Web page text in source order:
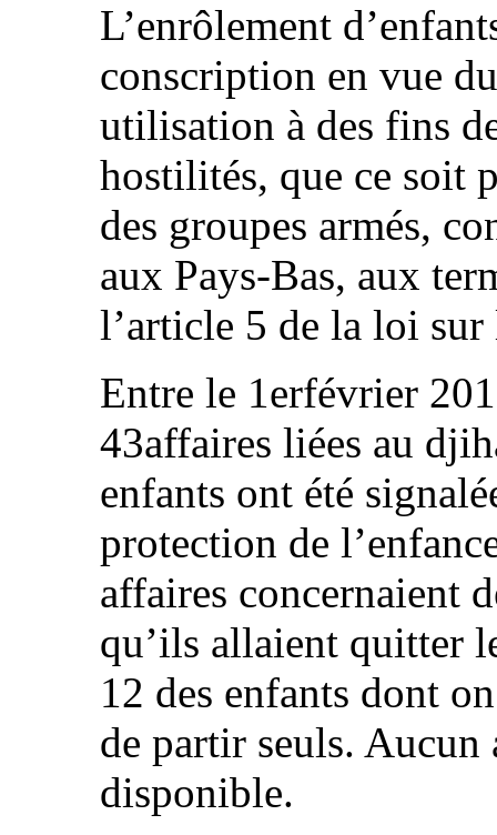
L’enrôlement
conscription en vue
utilisation à des fins
hostilités, que ce soit
des groupes armés,
aux Pays-Bas, aux
l’article 5 de la loi
Entre le 1erfévrier
43affaires liées au
enfants ont été
protection de
affaires concernaient
qu’ils allaient quitter
12 des enfants dont
de partir seuls. Aucun
disponible.